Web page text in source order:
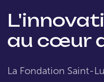
au cœur
La Fondation Saint-